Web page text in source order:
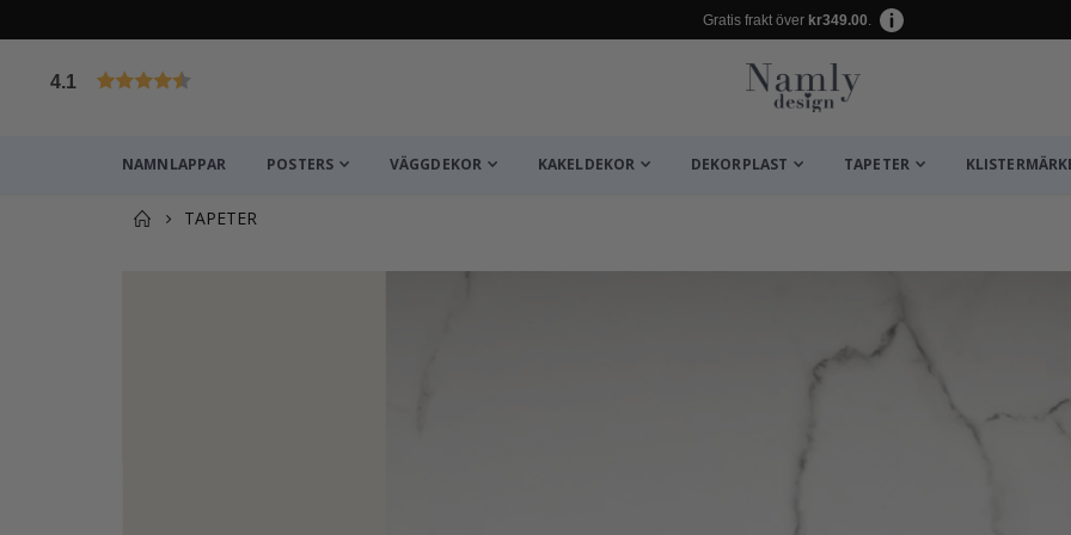
Gratis frakt över kr349.00.
4.1
NAMNLAPPAR POSTERS VÄGGDEKOR KAKELDEKOR DEKORPLAST TAPETER
TAPETER
Du kanske också gillar detta ✔